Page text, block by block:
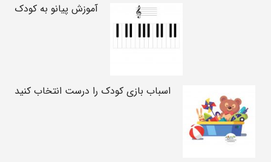
آموزش پیانو به کودک
اسباب بازی کودک را درست انتخاب کنید